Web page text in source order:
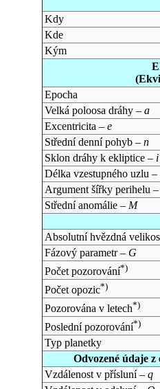
Kdy
Kde
Kým
Epocha
Velká poloosa dráhy – a
Excentricita – e
Střední denní pohyb – n
Sklon dráhy k ekliptice – i
Délka vzestupného uzlu –
Argument šířky perihelu
Střední anomálie – M
Absolutní hvězdná
Fázový parametr – G
Počet pozorování*)
Počet opozic*)
Pozorována v letech*)
Poslední pozorování*)
Typ planetky
Odvozené údaje
Vzdálenost v přísluní – q